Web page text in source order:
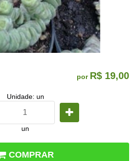
por R$ 19,00
Unidade: un
un
COMPRAR